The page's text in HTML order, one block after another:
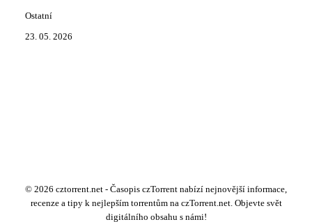
Ostatní
23. 05. 2026
© 2026 cztorrent.net - Časopis czTorrent nabízí nejnovější informace,
recenze a tipy k nejlepším torrentům na czTorrent.net. Objevte svět
digitálního obsahu s námi!